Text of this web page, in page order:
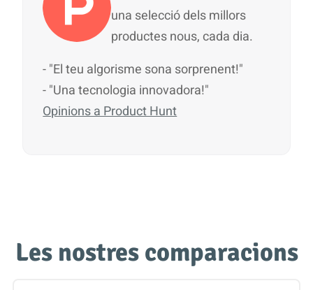
- "El teu algorisme sona sorprenent!"
- "Una tecnologia innovadora!"
Opinions a Product Hunt
una selecció dels millors
productes nous, cada dia.
Les nostres comparacions